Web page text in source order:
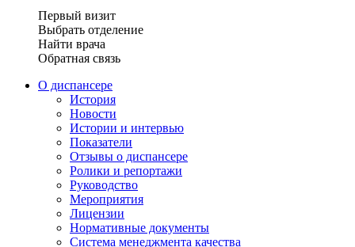
Первый визит
Выбрать отделение
Найти врача
Обратная связь
О диспансере
История
Новости
Истории и интервью
Показатели
Отзывы о диспансере
Ролики и репортажи
Руководство
Мероприятия
Лицензии
Нормативные документы
Система менеджмента качества